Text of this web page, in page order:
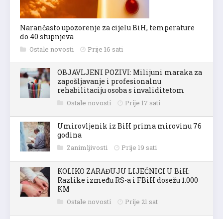
Narančasto upozorenje za cijelu BiH, temperature
do 40 stupnjeva
Ostale novosti Prije 16 sati
OBJAVLJENI POZIVI: Milijuni maraka za
zapošljavanje i profesionalnu
rehabilitaciju osoba s invaliditetom
Ostale novosti Prije 17 sati
Umirovljenik iz BiH prima mirovinu 76
godina
Zanimljivosti Prije 19 sati
KOLIKO ZARAĐUJU LIJEČNICI U BiH:
Razlike između RS-a i FBiH dosežu 1.000
KM
Ostale novosti Prije 21 sat